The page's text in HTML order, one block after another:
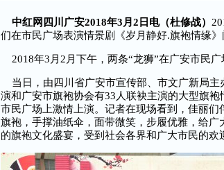
中红网四川广安2018年3月2日电（杜修战）
们在市民广场表演情景剧《岁月静好.旗袍情缘》
2018年3月2月下午，两条“龙狮”在广安市民广
当日，由四川省广安市宣传部、市文广新局主
演和广安市旗袍协会有33人联袂主演的大型旗
市民广场上激情上演。记者在现场看到，佳丽
旗袍，手撑油纸伞，面带微笑，步履优雅，给
的旗袍文化盛宴，受到社会各界和广大市民的欢